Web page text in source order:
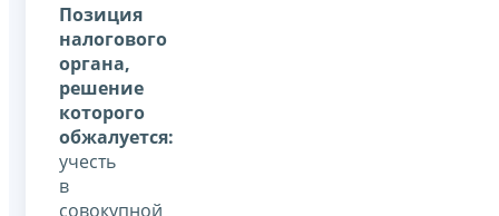
Позиция
налогового
органа,
решение
которого
обжалуется:
учесть
в
совокупной